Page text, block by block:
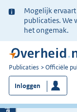
Ter
informatie:
Mogelijk
publicaties. We
het ongemak.
U
bent
nu
hier:
Publicaties Officiële
Inloggen